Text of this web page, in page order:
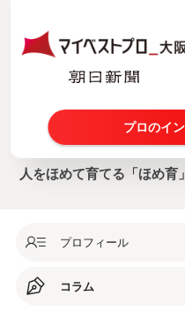
プロのイ
人をほめて育てる「ほめ育
プロフィール
コラム